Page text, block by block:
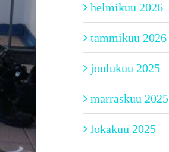
helmikuu 2026
tammikuu 2026
joulukuu 2025
marraskuu 2025
lokakuu 2025